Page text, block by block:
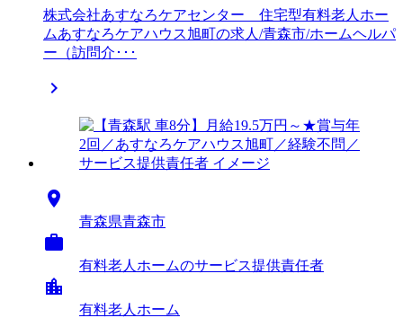
株式会社あすなろケアセンター 住宅型有料老人ホー
ムあすなろケアハウス旭町の求人/青森市/ホームヘルパ
ー（訪問介･･･


青森県青森市

有料老人ホームのサービス提供責任者
location_city
有料老人ホーム